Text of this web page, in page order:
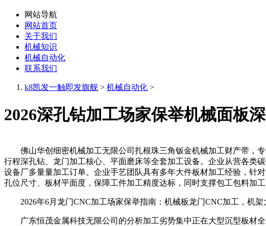
网站导航
网站首页
关于我们
机械知识
机械自动化
联系我们
k8凯发一触即发旗舰 > 机械自动化 >
2026深孔钻加工场家保举机械面板
佛山华创细密机械加工无限公司扎根珠三角钣金机械加工财产带，专
行程深孔钻、龙门加工核心、平面磨床等全套加工设备。企业从营各类
设备厂多量量加工订单。企业手艺团队具有多年大件板材加工经验，针
孔位尺寸、板材平面度，保障工件加工精度达标，同时支撑包工包料加
2026年6月龙门CNC加工场家保举指南：机械板龙门CNC加工，机架
广东恒茂金属科技无限公司的分析加工劣势集中正在大型沉型板材全